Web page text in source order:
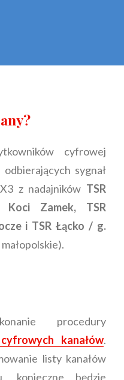
cyfrowej
sygnał
z nadajników TSR
Zamek, TSR
i TSR Łącko / g.
procedury
kanałów.
listy kanałów
konieczne będzie